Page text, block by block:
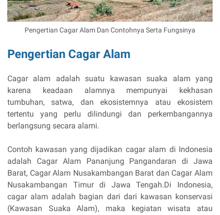
Pengertian Cagar Alam Dan Contohnya Serta Fungsinya
Pengertian Cagar Alam
Cagar alam adalah suatu kawasan suaka alam yang
karena keadaan alamnya mempunyai kekhasan
tumbuhan, satwa, dan ekosistemnya atau ekosistem
tertentu yang perlu dilindungi dan perkembangannya
berlangsung secara alami.
Contoh kawasan yang dijadikan cagar alam di Indonesia
adalah Cagar Alam Pananjung Pangandaran di Jawa
Barat, Cagar Alam Nusakambangan Barat dan Cagar Alam
Nusakambangan Timur di Jawa Tengah.Di Indonesia,
cagar alam adalah bagian dari dari kawasan konservasi
(Kawasan Suaka Alam), maka kegiatan wisata atau